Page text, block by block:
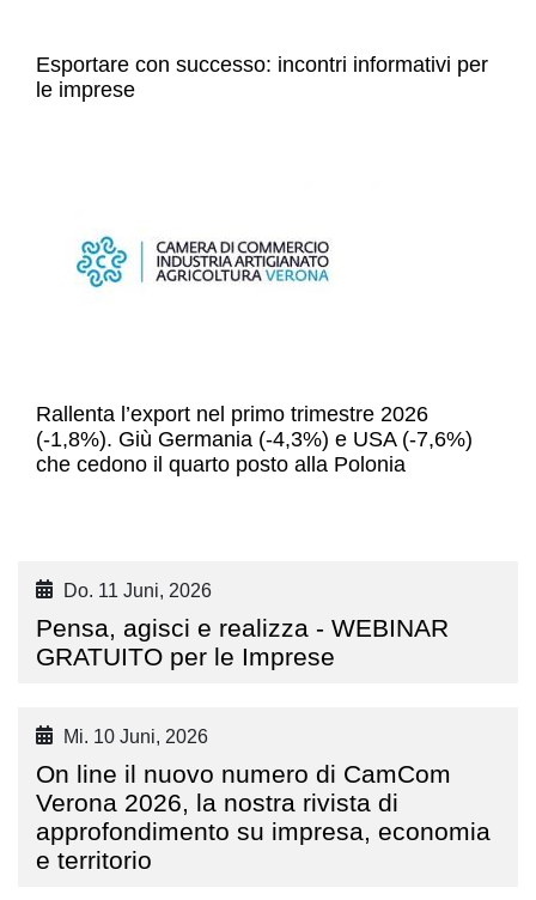
Esportare con successo: incontri informativi per
le imprese
Rallenta l’export nel primo trimestre 2026
(-1,8%). Giù Germania (-4,3%) e USA (-7,6%)
che cedono il quarto posto alla Polonia
Do. 11 Juni, 2026
Pensa, agisci e realizza - WEBINAR
GRATUITO per le Imprese
Mi. 10 Juni, 2026
On line il nuovo numero di CamCom
Verona 2026, la nostra rivista di
approfondimento su impresa, economia
e territorio